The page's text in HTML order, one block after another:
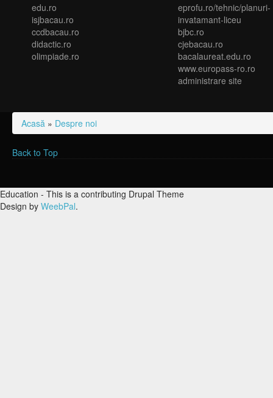
edu.ro
isjbacau.ro
ccdbacau.ro
didactic.ro
olimpiade.ro
eprofu.ro/tehnic/planuri-
invatamant-liceu
bjbc.ro
cjebacau.ro
bacalaureat.edu.ro
www.europass-ro.ro
administrare site
Eşti aici
Acasă » Despre noi
Back to Top
Education - This is a contributing Drupal Theme
Design by WeebPal.